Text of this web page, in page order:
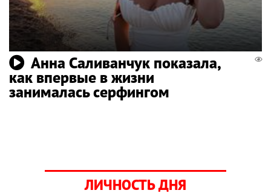
Анна Саливанчук показала,
как впервые в жизни
занималась серфингом
ЛИЧНОСТЬ ДНЯ